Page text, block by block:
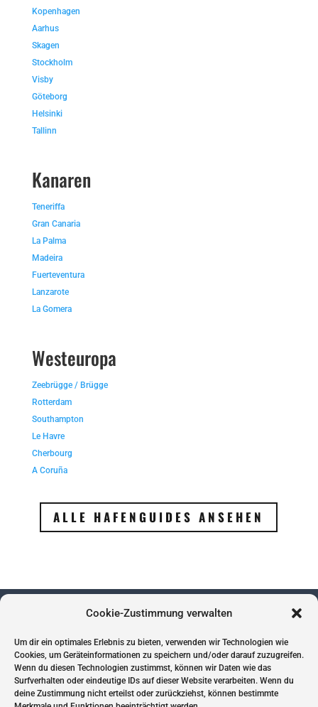
Cookie-Zustimmung verwalten
Um dir ein optimales Erlebnis zu bieten, verwenden wir Technologien wie
Cookies, um Geräteinformationen zu speichern und/oder darauf zuzugreifen.
Wenn du diesen Technologien zustimmst, können wir Daten wie das
Surfverhalten oder eindeutige IDs auf dieser Website verarbeiten. Wenn du
deine Zustimmung nicht erteilst oder zurückziehst, können bestimmte
Kopenhagen
Aarhus
Skagen
Stockholm
Visby
Göteborg
Helsinki
Tallinn
Kanaren
Teneriffa
Gran Canaria
La Palma
Madeira
Fuerteventura
Lanzarote
La Gomera
Westeuropa
Zeebrügge / Brügge
Rotterdam
Southampton
Le Havre
Cherbourg
A Coruña
ALLE HAFENGUIDES ANSEHEN
Impressum
Datenschutz
Cookies